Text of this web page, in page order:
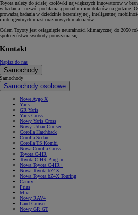
Toyota należy do ścisłej czołówki największych innowatorów w
w badania i rozwój pochłaniają ponad milion dolarów na godzinę.
prowadzą badania w dziedzinie bezemisyjnej, inteligentnej
i inteligentnych miast oraz nowych materiałów.
Celem Toyoty jest osiągnięcie neutralności klimatycznej do 2050
społeczeństwu swobody poruszania się.
Kontakt
Napisz do nas
Samochody
Samochody
Samochody osobowe
Nowe Aygo X
Yaris
GR Yaris
Yaris Cross
Nowy Yaris Cross
Nowy Urban Cruiser
Corolla Hatchback
Corolla Sedan
Corolla TS Kombi
Nowa Corolla Cross
Toyota C-HR
Toyota C-HR Plug-in
Nowa Toyota C-HR+
Nowa Toyota bZ4X
Nowa Toyota bZ4X Touring
Camry
Prius
Mirai
Nowy RAV4
Land Cruiser
Nowy GR GT